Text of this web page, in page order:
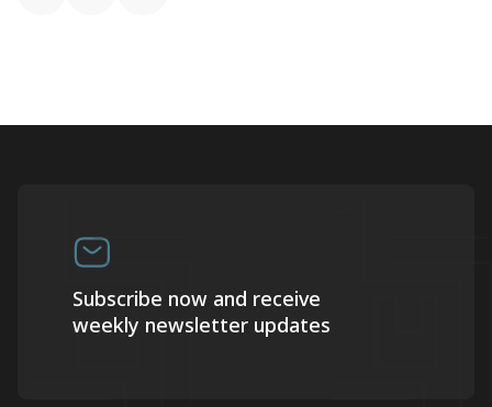
Subscribe now and receive
weekly newsletter updates